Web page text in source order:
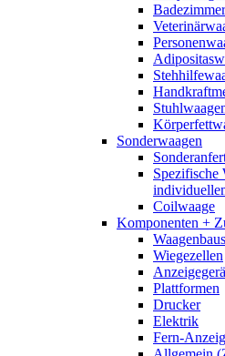
Sonderwaagen
Spezifische
Coilwaage
Komponenten +
Wiegezellen
Plattformen
Drucker
Elektrik
Fern-